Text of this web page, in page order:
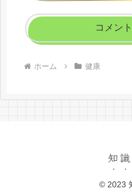
コメン
ホーム 健康
知
© 2023